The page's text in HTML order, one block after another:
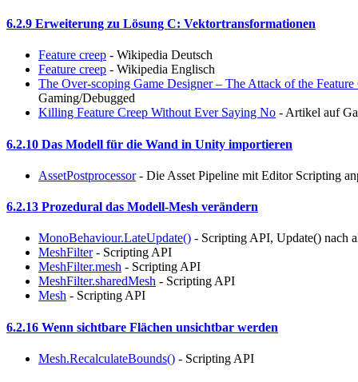
6.2.9 Erweiterung zu Lösung C: Vektortransformationen
Feature creep - Wikipedia Deutsch
Feature creep - Wikipedia Englisch
The Over-scoping Game Designer – The Attack of the Feature
Gaming/Debugged
Killing Feature Creep Without Ever Saying No - Artikel auf
6.2.10 Das Modell für die Wand in Unity importieren
AssetPostprocessor- Die Asset Pipeline mit Editor Scripting
6.2.13 Prozedural das Modell-Mesh verändern
MonoBehaviour.LateUpdate() - Scripting API, Update() nach
MeshFilter- Scripting API
MeshFilter.mesh - Scripting API
MeshFilter.sharedMesh - Scripting API
Mesh - Scripting API
6.2.16 Wenn sichtbare Flächen unsichtbar werden
Mesh.RecalculateBounds() - Scripting API